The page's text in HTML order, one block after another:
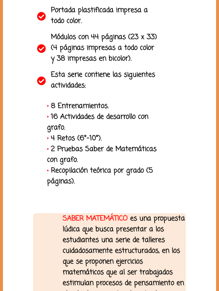
Portada plastificada impresa a
todo color.
Módulos con 44 páginas (23 x 33)
(4 páginas impresas a todo color
y 38 impresas en bicolor).
Esta serie contiene las siguientes
actividades:
•8 Entrenamientos.
•16 Actividades de desarrollo con
grafo.
•4 Retos (6°-10°).
•2 Pruebas Saber de Matemáticas
con grafo.
•Recopilación teórica por grado (5
páginas).
SABER MATEMÁTICO es una propuesta
lúdica que busca presentar a los
estudiantes una serie de talleres
cuidadosamente estructurados, en los
que se proponen ejercicios
matemáticos que al ser trabajados
estimulan procesos de pensamiento en